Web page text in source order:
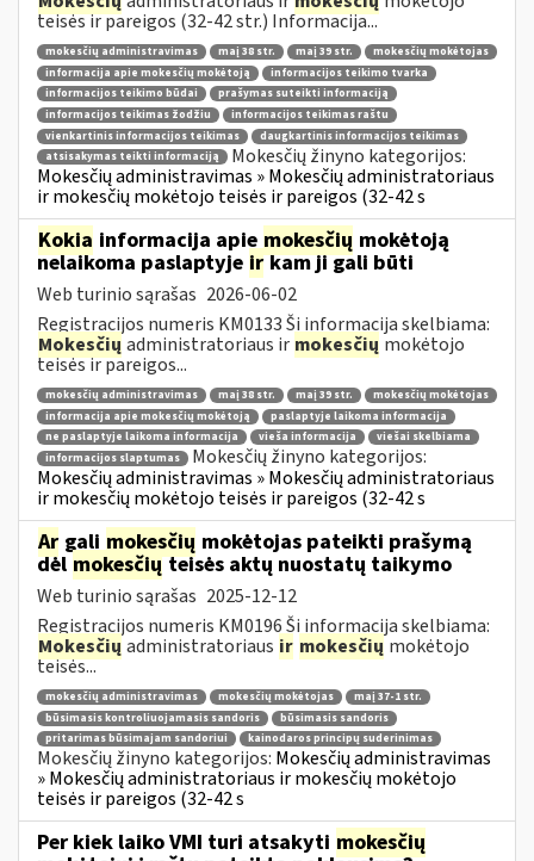
teisės ir pareigos (32-42 str.) Informacija...
mokesčių administravimas maį 38 str. maį 39 str.
mokesčių mokėtojas
informacija apie mokesčių mokėtoją
informacijos teikimo tvarka
informacijos teikimo būdai
prašymas suteikti informaciją
informacijos teikimas žodžiu
informacijos teikimas raštu
vienkartinis informacijos teikimas
daugkartinis informacijos teikimas
atsisakymas teikti informaciją
Mokesčių žinyno kategorijos:
Mokesčių administravimas » Mokesčių administratoriaus
ir mokesčių mokėtojo teisės ir pareigos (32-42 s
Kokia informacija apie mokesčių mokėtoją
nelaikoma paslaptyje irkam ji gali būti
Web turinio sąrašas 2026-06-02
Registracijos numeris KM0133 Ši informacija skelbiama:
Mokesčių administratoriaus ir mokesčių mokėtojo
teisės ir pareigos...
mokesčių administravimas maį 38 str. maį 39 str.
mokesčių mokėtojas
informacija apie mokesčių mokėtoją
paslaptyje laikoma informacija
ne paslaptyje laikoma informacija
vieša informacija
viešai skelbiama
informacijos slaptumas
Mokesčių žinyno kategorijos:
Mokesčių administravimas » Mokesčių administratoriaus
ir mokesčių mokėtojo teisės ir pareigos (32-42 s
Ar gali mokesčių mokėtojas pateikti prašymą
dėl mokesčiųteisės aktų nuostatų taikymo
Web turinio sąrašas 2025-12-12
Registracijos numeris KM0196 Ši informacija skelbiama:
Mokesčių administratoriaus ir mokesčių mokėtojo
teisės...
mokesčių administravimas mokesčių mokėtojas
maį 37-1 str.
būsimasis kontroliuojamasis sandoris
būsimasis sandoris
pritarimas būsimajam sandoriui
kainodaros principų suderinimas
Mokesčių žinyno kategorijos: Mokesčių administravimas
» Mokesčių administratoriaus ir mokesčių mokėtojo
teisės ir pareigos (32-42 s
Per kiek laiko VMI turi atsakyti mokesčių